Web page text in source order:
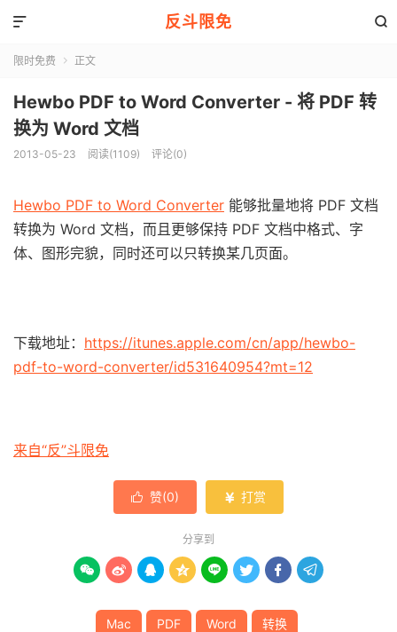
反斗限免 

限时免费  正文
Hewbo PDF to Word Converter - 将 PDF 转
换为 Word 文档
2013-05-23 阅读(1109) 评论(0)
Hewbo PDF to Word Converter 能够批量地将 PDF 文档
转换为 Word 文档，而且更够保持 PDF 文档中格式、字
体、图形完貌，同时还可以只转换某几页面。
下载地址： https://itunes.apple.com/cn/app/hewbo-
pdf-to-word-converter/id531640954?mt=12
来自“反”斗限免
 赞(0)  打赏
分享到
       
Mac PDF Word 转换